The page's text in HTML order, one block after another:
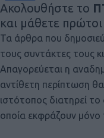
Ακολουθήστε το
και μάθετε πρώτοι
Τα άρθρα που
τους συντάκτες τους
Απαγορεύεται η
αντίθετη περίπτωση
ιστότοπος διατηρεί
οποία εκφράζουν